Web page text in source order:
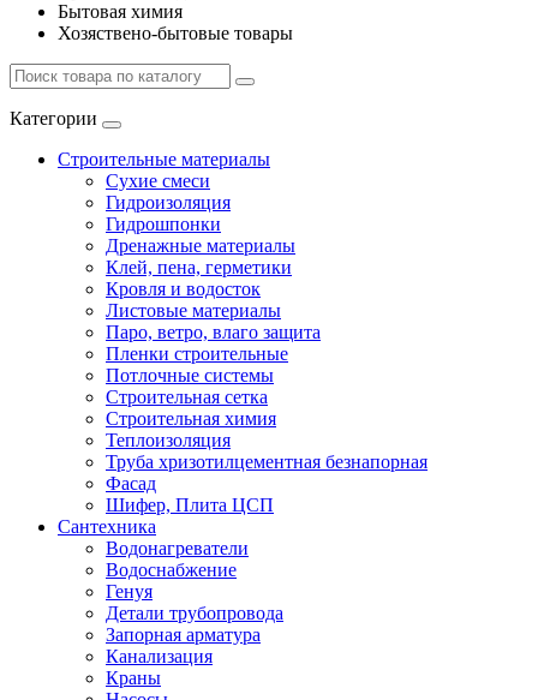
Бытовая химия
Хозяствено-бытовые товары
Категории
Строительные материалы
Сухие смеси
Гидроизоляция
Гидрошпонки
Дренажные материалы
Клей, пена, герметики
Кровля и водосток
Листовые материалы
Паро, ветро, влаго защита
Пленки строительные
Потлочные системы
Строительная сетка
Строительная химия
Теплоизоляция
Труба хризотилцементная безнапорная
Фасад
Шифер, Плита ЦСП
Сантехника
Водонагреватели
Водоснабжение
Генуя
Детали трубопровода
Запорная арматура
Канализация
Краны